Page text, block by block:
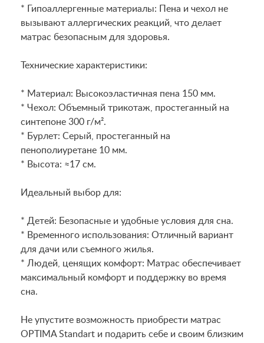
* Гипоаллергенные материалы: Пена и чехол не
вызывают аллергических реакций, что делает
матрас безопасным для здоровья.
Технические характеристики:
* Материал: Высокоэластичная пена 150 мм.
* Чехол: Объемный трикотаж, простеганный на
синтепоне 300 г/м².
* Бурлет: Серый, простеганный на
пенополиуретане 10 мм.
* Высота: ≈17 см.
Идеальный выбор для:
* Детей: Безопасные и удобные условия для сна.
* Временного использования: Отличный вариант
для дачи или съемного жилья.
* Людей, ценящих комфорт: Матрас обеспечивает
максимальный комфорт и поддержку во время
сна.
Не упустите возможность приобрести матрас
OPTIMA Standart и подарить себе и своим близким